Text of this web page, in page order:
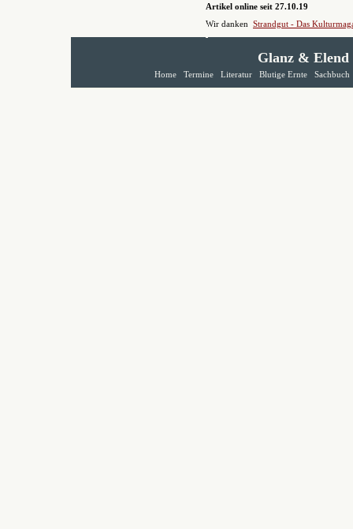
Artikel online seit 27.10.19
Wir danken Strandgut - Das
Glanz & Elend
Home Termine Literatur Blutige Ernte Sachbuch